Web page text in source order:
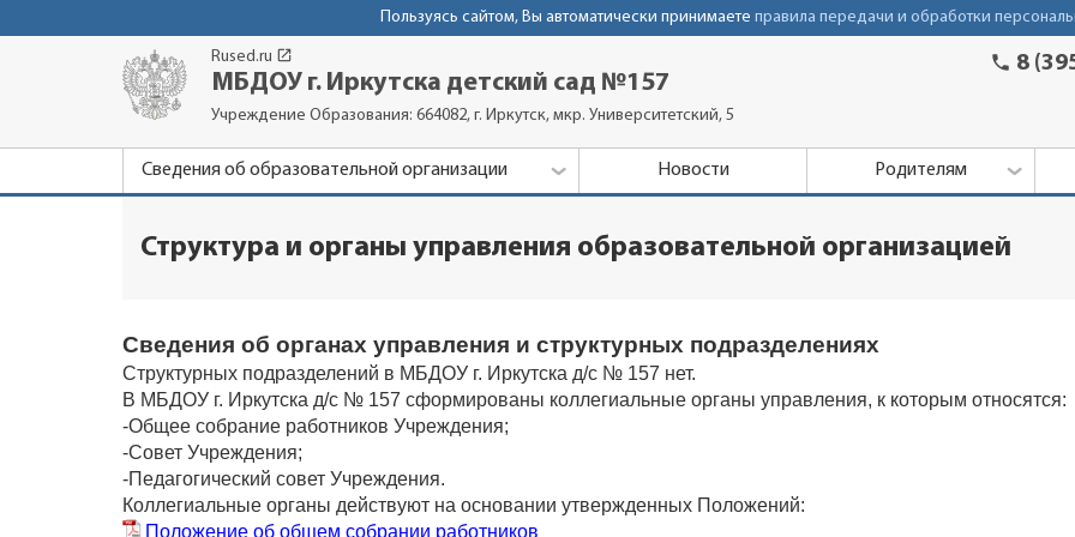
Пользуясь сайтом, Вы автоматически принимаете правила передачи и обработки
Rused.ru launch
МБДОУ г. Иркутска детский сад №157
Учреждение Образования: 664082, г. Иркутск, мкр. Университетский, 5
phone 8
Сведения об образовательной организации Новости Родителям
Структура и органы управления образовательной организацией
Сведения об органах управления и структурных подразделениях
Структурных подразделений в МБДОУ г. Иркутска д/с № 157 нет.
В МБДОУ г. Иркутска д/с № 157 сформированы коллегиальные органы управления, к которым относятся:
-Общее собрание работников Учреждения;
-Совет Учреждения;
-Педагогический совет Учреждения.
Коллегиальные органы действуют на основании утвержденных Положений:
Положение об общем собрании работников